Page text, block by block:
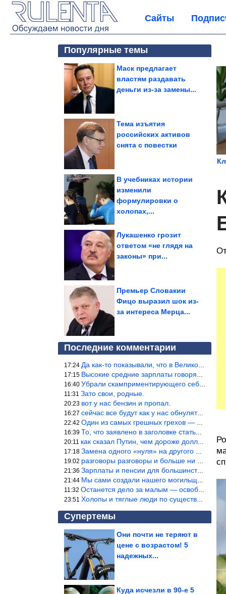
Сайты
Популярные темы
Маск предлагает
властям раздавать
деньги из-за замены...
Тема изъятия
российских активов
снята с повестки
В учебниках истории
изменили
формулировки о
холопах,...
Лукашенко грозит
ответом «не глядя на
законы» при...
Премьер Словакии
Фицо выразил шок из-
за интереса Мерца...
Последние комментарии
17:24 Да как-то показывали, что в Великобритании вообще корм для живот
17:15 Высокие средние зарплаты говорят о заоблачных зарплатах определё
16:40 Убрали скамприментирующего себя марианетку, кто будет следующим…
11:31 Зато свои, родные.
20:23 вот у нас бензин и пропал.
16:27 сейчас все будут как у нас обнуляться.
22:42 Один из самых грешных грехов — считать себя непогрешимым.
16:39 То, что заявлено в заголовке статьи противоречит утверждению &qu
20:11 как сказал Путин, чем дороже доллар тем дороже нефть продадим.
17:18 Замена одного «нуля» на другого «нуля» в рамках одной и той же с
19:02 разговоры разговоры и больше ни чего 9я часть балабола.
21:36 Зарплаты и пенсии для большинства населения в регионах нищенские
21:44 Мы сами создали нашего могильщика, это ИИ. Он нас и похоронит. М
11:32 Останется дело за малым — освободить планету Земля от глупого ви
23:51 Холопы и тяглые люди по существу одно и тоже. Буржуи и холопы сн
Супертемы
Смех приходит без
Они почти не теряют в
цене с возрастом! 5
надежных...
Куда исчезли в 90-е 5